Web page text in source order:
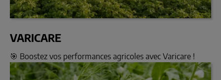
VARICARE
🎯 Boostez vos performances agricoles avec Varicare !